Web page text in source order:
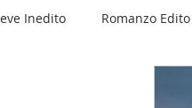
Inedito Romanzo Edito